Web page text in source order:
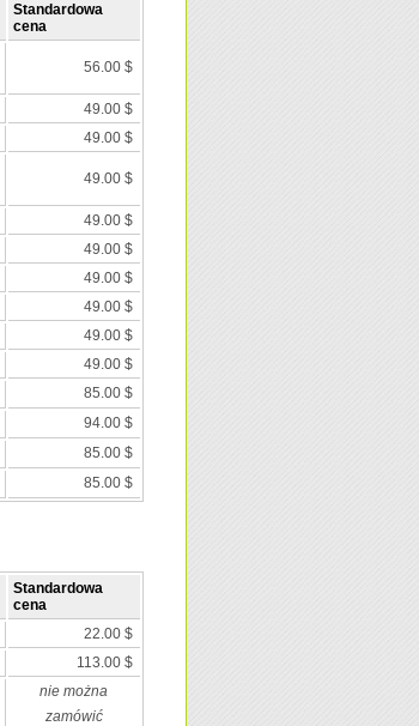
Standardowa
cena
56.00 $
49.00 $
49.00 $
49.00 $
49.00 $
49.00 $
49.00 $
49.00 $
49.00 $
49.00 $
85.00 $
94.00 $
85.00 $
85.00 $
Standardowa
cena
22.00 $
113.00 $
nie można
zamówić